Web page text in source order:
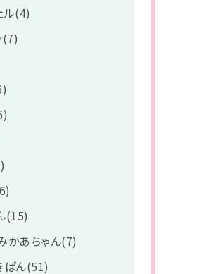
ル(4)
(7)
(15)
かあちゃん(7)
ぱん(51)